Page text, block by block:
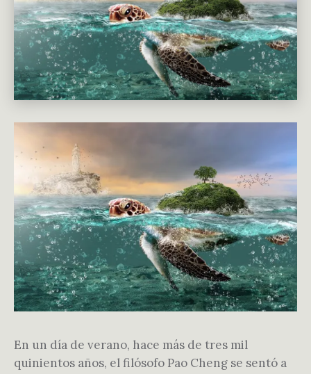
En un día de verano, hace más de tres mil
quinientos años, el filósofo Pao Cheng se sentó a